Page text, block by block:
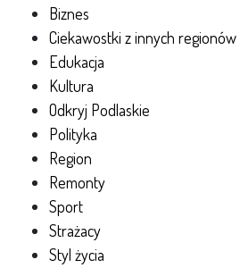
Biznes
Ciekawostki z innych regionów
Edukacja
Kultura
Odkryj Podlaskie
Polityka
Region
Remonty
Sport
Strażacy
Styl życia